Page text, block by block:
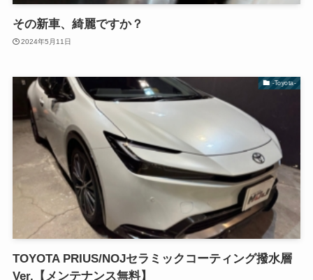
その新車、綺麗ですか？
2024年5月11日
-Toyota-
TOYOTA PRIUS/NOJセラミックコーティング撥水層
Ver.【メンテナンス無料】